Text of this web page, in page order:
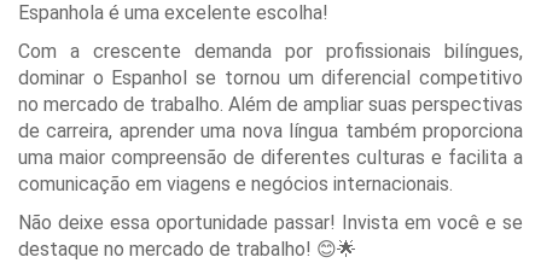
Espanhola é uma excelente escolha!
Com a crescente demanda por profissionais bilíngues,
dominar o Espanhol se tornou um diferencial competitivo
no mercado de trabalho. Além de ampliar suas perspectivas
de carreira, aprender uma nova língua também proporciona
uma maior compreensão de diferentes culturas e facilita a
comunicação em viagens e negócios internacionais.
Não deixe essa oportunidade passar! Invista em você e se
destaque no mercado de trabalho! 😊🌟